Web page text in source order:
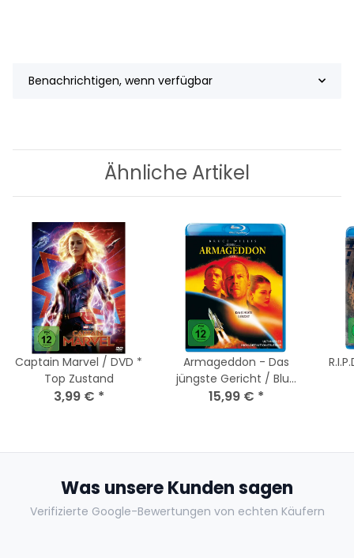
Benachrichtigen, wenn verfügbar
Ähnliche Artikel
Captain Marvel / DVD *
Top Zustand
3,99 € *
Armageddon - Das
jüngste Gericht / Blu-
ray - Top Zustand
15,99 € *
Was unsere Kunden sagen
Verifizierte Google-Bewertungen von echten Käufern